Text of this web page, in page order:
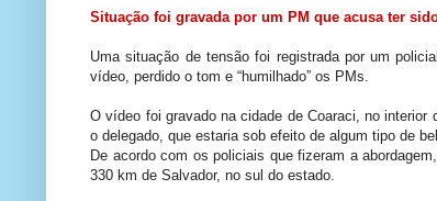
Situação foi gravada por um PM que acusa ter
Uma situação de tensão foi registrada por um
vídeo, perdido o tom e “humilhado” os PMs.
O vídeo foi gravado na cidade de Coaraci, no
o delegado, que estaria sob efeito de algum tipo de
De acordo com os policiais que fizeram a
330 km de Salvador, no sul do estado.